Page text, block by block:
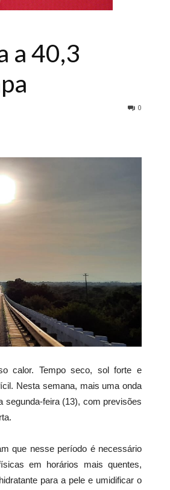
a 40,3
0
calor. Tempo seco, sol forte e
Nesta semana, mais uma onda
segunda-feira (13), com previsões
que nesse período é necessário
em horários mais quentes,
para a pele e umidificar o